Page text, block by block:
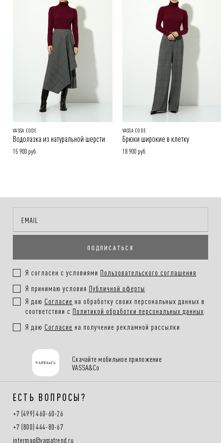
Онлайн-оплата на сайте, наличными или картой при получении
Подробнее в разделе Покупателям.
VASSA CODE
Водолазка из натуральной шерсти
15 900 руб.
VASSA CODE
Брюки широкие в клетку
18 900 руб.
ПОДПИСАТЬСЯ
Я согласен с условиями Пользовательского соглашения
Я принимаю условия Публичной оферты
Я даю Согласие на обработку своих персональных данных в
соответствии с Политикой обработки персональных данных
Я даю Согласие на получение рекламной рассылки
Скачайте мобильное приложение
VASSA&Co
ЕСТЬ ВОПРОСЫ?
+7 (499) 460-60-26
+7 (800) 444-80-67
intermag@vassatrend.ru